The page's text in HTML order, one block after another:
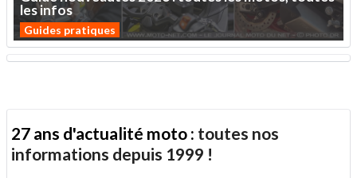
lesinfos
Guides pratiques
27 ans d'actualité moto : toutes nos
informations depuis 1999 !